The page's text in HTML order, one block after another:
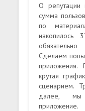
О репутации
сумма
по
накопилось
Сделаем
приложения.
крутая
сценарием.
далее, мы
приложение.